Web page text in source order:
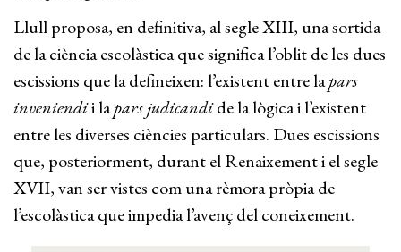
Llull proposa, en definitiva, al segle XIII, una sortida
de la ciència escolàstica que significa l’oblit de les dues
escissions que la defineixen: l’existent entre lapars
inveniendii lapars judicandide la lògica i l’existent
entre les diverses ciències particulars. Dues escissions
que, posteriorment, durant el Renaixement i el segle
XVII, van ser vistes com una rèmora pròpia de
l’escolàstica que impedia l’avenç del coneixement.